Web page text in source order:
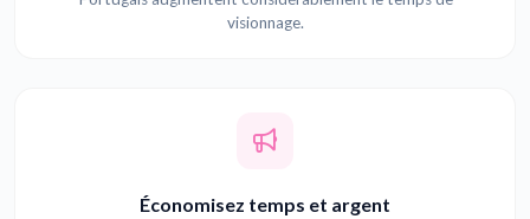
visionnage.
Économisez temps et argent